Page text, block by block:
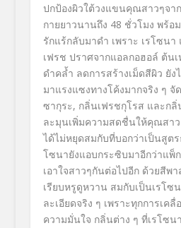
ปกป้องผิวใต้วงแขนคุณสาวๆจา
กายยาวนานถึง 48 ชั่วโมง พร้อ
รักแร้กลับมาดำ เพราะ เรโซน
เฟรช ปราศจากแอลกอฮอล์ ต้น
ดำคล้ำ ลดการสร้างเม็ดสีผิว ยัง
มาแรงแซงทางโค้งมากจริง ๆ
ซากุระ, กลิ่นเฟรชกุโรส และก
ละมุนเพิ่มความสดชื่นให้คุณสาว
ได้ไม่หยุดสมกับที่บอกว่าเป็นสูต
โซนายังแอบกระซิบมาอีกว่าแพ็
เอาใจสาวๆกันต่อไปอีก ด้วยสีพ
เรียบหรูดูหวาน สมกับเป็นเรโซ
ละเอียดจริง ๆ เพราะทุกการเค
ความมั่นใจ กลิ่นต่าง ๆ ที่เรโซ